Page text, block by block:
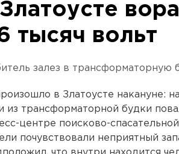
тысяч вольт
залез в трансформаторную
в Златоусте накануне:
из трансформаторной будки
центре поисково-
почувствовали неприятный